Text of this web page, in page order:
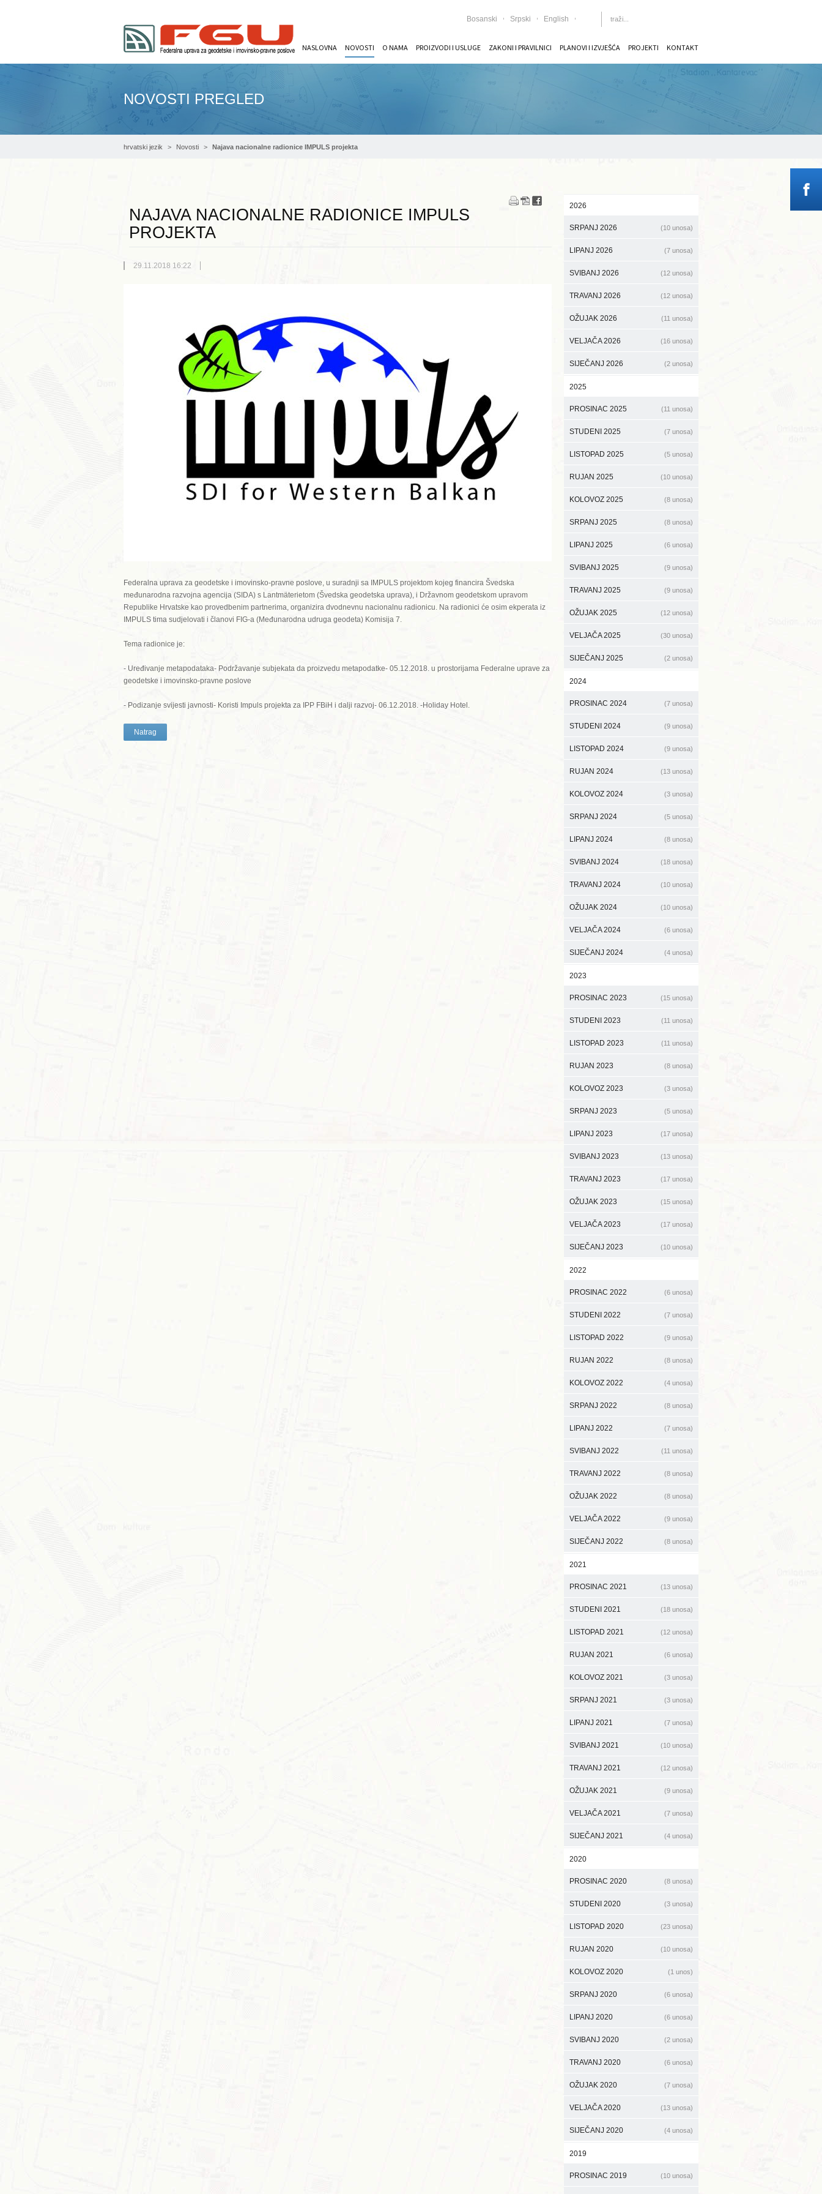
Bosanski Srpski English
NASLOVNA NOVOSTI O NAMA PROIZVODI I USLUGE ZAKONI I PRAVILNICI PLANOVI I IZVJEŠĆA PROJEKTI KONTAKT
NOVOSTI PREGLED
hrvatski jezik Novosti Najava nacionalne radionice IMPULS projekta
NAJAVA NACIONALNE RADIONICE IMPULS
PROJEKTA
29.11.2018 16:22
Federalna uprava za geodetske i imovinsko-pravne poslove, u suradnji sa IMPULS projektom kojeg financira Švedska
međunarodna razvojna agencija (SIDA) s Lantmäterietom (Švedska geodetska uprava), i Državnom geodetskom upravom
Republike Hrvatske kao provedbenim partnerima, organizira dvodnevnu nacionalnu radionicu. Na radionici će osim ekperata iz
IMPULS tima sudjelovati i članovi FIG-a (Međunarodna udruga geodeta) Komisija 7.
Tema radionice je:
- Uređivanje metapodataka- Podržavanje subjekata da proizvedu metapodatke- 05.12.2018. u prostorijama Federalne uprave za
geodetske i imovinsko-pravne poslove
- Podizanje svijesti javnosti- Koristi Impuls projekta za IPP FBiH i dalji razvoj- 06.12.2018. -Holiday Hotel.
Natrag
2026
SRPANJ 2026 (10 unosa)
LIPANJ 2026 (7 unosa)
SVIBANJ 2026 (12 unosa)
TRAVANJ 2026 (12 unosa)
OŽUJAK 2026 (11 unosa)
VELJAČA 2026 (16 unosa)
SIJEČANJ 2026 (2 unosa)
2025
PROSINAC 2025 (11 unosa)
STUDENI 2025 (7 unosa)
LISTOPAD 2025 (5 unosa)
RUJAN 2025 (10 unosa)
KOLOVOZ 2025 (8 unosa)
SRPANJ 2025 (8 unosa)
LIPANJ 2025 (6 unosa)
SVIBANJ 2025 (9 unosa)
TRAVANJ 2025 (9 unosa)
OŽUJAK 2025 (12 unosa)
VELJAČA 2025 (30 unosa)
SIJEČANJ 2025 (2 unosa)
2024
PROSINAC 2024 (7 unosa)
STUDENI 2024 (9 unosa)
LISTOPAD 2024 (9 unosa)
RUJAN 2024 (13 unosa)
KOLOVOZ 2024 (3 unosa)
SRPANJ 2024 (5 unosa)
LIPANJ 2024 (8 unosa)
SVIBANJ 2024 (18 unosa)
TRAVANJ 2024 (10 unosa)
OŽUJAK 2024 (10 unosa)
VELJAČA 2024 (6 unosa)
SIJEČANJ 2024 (4 unosa)
2023
PROSINAC 2023 (15 unosa)
STUDENI 2023 (11 unosa)
LISTOPAD 2023 (11 unosa)
RUJAN 2023 (8 unosa)
KOLOVOZ 2023 (3 unosa)
SRPANJ 2023 (5 unosa)
LIPANJ 2023 (17 unosa)
SVIBANJ 2023 (13 unosa)
TRAVANJ 2023 (17 unosa)
OŽUJAK 2023 (15 unosa)
VELJAČA 2023 (17 unosa)
SIJEČANJ 2023 (10 unosa)
2022
PROSINAC 2022 (6 unosa)
STUDENI 2022 (7 unosa)
LISTOPAD 2022 (9 unosa)
RUJAN 2022 (8 unosa)
KOLOVOZ 2022 (4 unosa)
SRPANJ 2022 (8 unosa)
LIPANJ 2022 (7 unosa)
SVIBANJ 2022 (11 unosa)
TRAVANJ 2022 (8 unosa)
OŽUJAK 2022 (8 unosa)
VELJAČA 2022 (9 unosa)
SIJEČANJ 2022 (8 unosa)
2021
PROSINAC 2021 (13 unosa)
STUDENI 2021 (18 unosa)
LISTOPAD 2021 (12 unosa)
RUJAN 2021 (6 unosa)
KOLOVOZ 2021 (3 unosa)
SRPANJ 2021 (3 unosa)
LIPANJ 2021 (7 unosa)
SVIBANJ 2021 (10 unosa)
TRAVANJ 2021 (12 unosa)
OŽUJAK 2021 (9 unosa)
VELJAČA 2021 (7 unosa)
SIJEČANJ 2021 (4 unosa)
2020
PROSINAC 2020 (8 unosa)
STUDENI 2020 (3 unosa)
LISTOPAD 2020 (23 unosa)
RUJAN 2020 (10 unosa)
KOLOVOZ 2020 (1 unos)
SRPANJ 2020 (6 unosa)
LIPANJ 2020 (6 unosa)
SVIBANJ 2020 (2 unosa)
TRAVANJ 2020 (6 unosa)
OŽUJAK 2020 (7 unosa)
VELJAČA 2020 (13 unosa)
SIJEČANJ 2020 (4 unosa)
2019
PROSINAC 2019 (10 unosa)